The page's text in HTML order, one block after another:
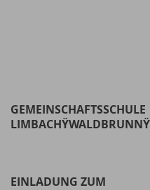
GEMEINSCHAFTSSCHULE
LIMBACHŸWALDBRUNNŸ
EINLADUNG ZUM